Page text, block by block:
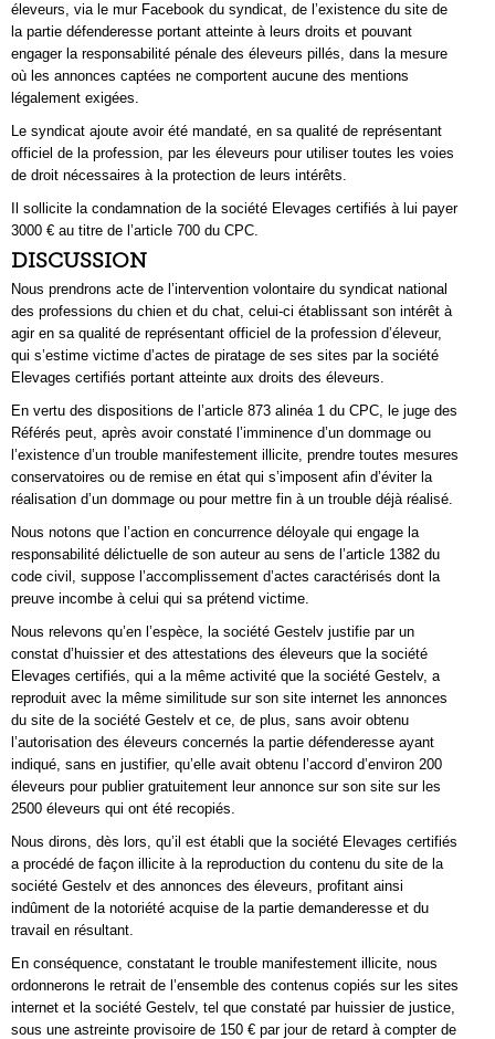
éleveurs, via le mur Facebook du syndicat, de l’existence du site de
la partie défenderesse portant atteinte à leurs droits et pouvant
engager la responsabilité pénale des éleveurs pillés, dans la mesure
où les annonces captées ne comportent aucune des mentions
légalement exigées.
Le syndicat ajoute avoir été mandaté, en sa qualité de représentant
officiel de la profession, par les éleveurs pour utiliser toutes les voies
de droit nécessaires à la protection de leurs intérêts.
Il sollicite la condamnation de la société Elevages certifiés à lui payer
3000 € au titre de l’article 700 du CPC.
DISCUSSION
Nous prendrons acte de l’intervention volontaire du syndicat national
des professions du chien et du chat, celui-ci établissant son intérêt à
agir en sa qualité de représentant officiel de la profession d’éleveur,
qui s’estime victime d’actes de piratage de ses sites par la société
Elevages certifiés portant atteinte aux droits des éleveurs.
En vertu des dispositions de l’article 873 alinéa 1 du CPC, le juge des
Référés peut, après avoir constaté l’imminence d’un dommage ou
l’existence d’un trouble manifestement illicite, prendre toutes mesures
conservatoires ou de remise en état qui s’imposent afin d’éviter la
réalisation d’un dommage ou pour mettre fin à un trouble déjà réalisé.
Nous notons que l’action en concurrence déloyale qui engage la
responsabilité délictuelle de son auteur au sens de l’article 1382 du
code civil, suppose l’accomplissement d’actes caractérisés dont la
preuve incombe à celui qui sa prétend victime.
Nous relevons qu’en l’espèce, la société Gestelv justifie par un
constat d’huissier et des attestations des éleveurs que la société
Elevages certifiés, qui a la même activité que la société Gestelv, a
reproduit avec la même similitude sur son site internet les annonces
du site de la société Gestelv et ce, de plus, sans avoir obtenu
l’autorisation des éleveurs concernés la partie défenderesse ayant
indiqué, sans en justifier, qu’elle avait obtenu l’accord d’environ 200
éleveurs pour publier gratuitement leur annonce sur son site sur les
2500 éleveurs qui ont été recopiés.
Nous dirons, dès lors, qu’il est établi que la société Elevages certifiés
a procédé de façon illicite à la reproduction du contenu du site de la
société Gestelv et des annonces des éleveurs, profitant ainsi
indûment de la notoriété acquise de la partie demanderesse et du
travail en résultant.
En conséquence, constatant le trouble manifestement illicite, nous
ordonnerons le retrait de l’ensemble des contenus copiés sur les sites
internet et la société Gestelv, tel que constaté par huissier de justice,
sous une astreinte provisoire de 150 € par jour de retard à compter de